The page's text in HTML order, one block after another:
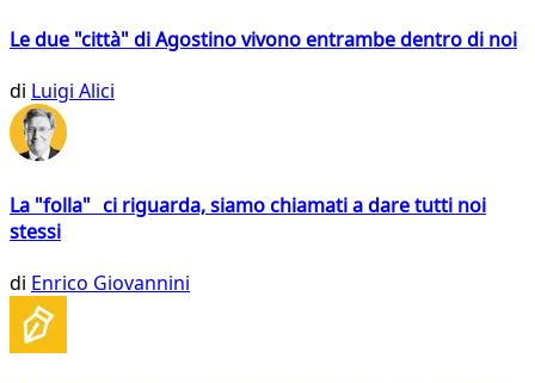
Le due "città" di Agostino vivono entrambe dentro di noi
di Luigi Alici
La "folla" ci riguarda, siamo chiamati a dare tutti noi
stessi
di Enrico Giovannini